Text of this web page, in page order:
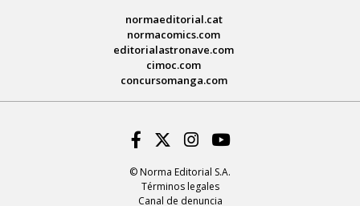
normaeditorial.cat
normacomics.com
editorialastronave.com
cimoc.com
concursomanga.com
© Norma Editorial S.A.
Términos legales
Canal de denuncia
Facebook
Twitter
Instagram
Youtube